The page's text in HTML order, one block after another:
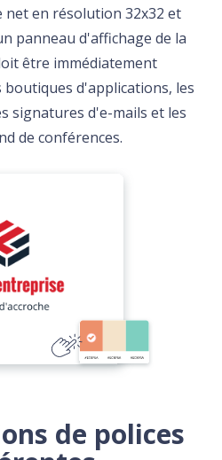
en résolution 32x32 et
panneau d'affichage de la
être immédiatement
d'applications, les
signatures d'e-mails et les
de conférences.
de polices